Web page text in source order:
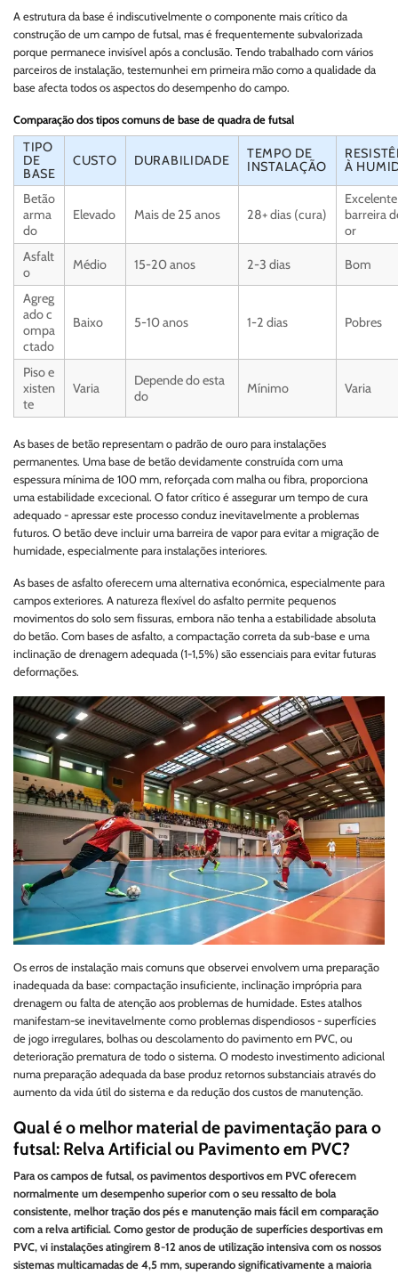
A estrutura da base é indiscutivelmente o componente mais crítico da
construção de um campo de futsal, mas é frequentemente subvalorizada
porque permanece invisível após a conclusão. Tendo trabalhado com vários
parceiros de instalação, testemunhei em primeira mão como a qualidade da
base afecta todos os aspectos do desempenho do campo.
Comparação dos tipos comuns de base de quadra de futsal
TIPO
DE
BASE
CUSTO DURABILIDADE
TEMPO DE
INSTALAÇÃO
À
Betão
arma
do
Elevado Mais de 25 anos 28+ dias (cura)
barreira
or
Asfalt
o
Médio 15-20 anos 2-3 dias Bom
Agreg
ado c
ompa
ctado
Baixo 5-10 anos 1-2 dias Pobres
Piso e
xisten
te
Varia
Depende do esta
do
Mínimo Varia
As bases de betão representam o padrão de ouro para instalações
permanentes. Uma base de betão devidamente construída com uma
espessura mínima de 100 mm, reforçada com malha ou fibra, proporciona
uma estabilidade excecional. O fator crítico é assegurar um tempo de cura
adequado - apressar este processo conduz inevitavelmente a problemas
futuros. O betão deve incluir uma barreira de vapor para evitar a migração de
humidade, especialmente para instalações interiores.
As bases de asfalto oferecem uma alternativa económica, especialmente para
campos exteriores. A natureza flexível do asfalto permite pequenos
movimentos do solo sem fissuras, embora não tenha a estabilidade absoluta
do betão. Com bases de asfalto, a compactação correta da sub-base e uma
inclinação de drenagem adequada (1-1,5%) são essenciais para evitar futuras
deformações.
Os erros de instalação mais comuns que observei envolvem uma preparação
inadequada da base: compactação insuficiente, inclinação imprópria para
drenagem ou falta de atenção aos problemas de humidade. Estes atalhos
manifestam-se inevitavelmente como problemas dispendiosos - superfícies
de jogo irregulares, bolhas ou descolamento do pavimento em PVC, ou
deterioração prematura de todo o sistema. O modesto investimento adicional
numa preparação adequada da base produz retornos substanciais através do
aumento da vida útil do sistema e da redução dos custos de manutenção.
Qual é o melhor material de pavimentação para o
futsal: Relva Artificial ou Pavimento em PVC?
Para os campos de futsal, os pavimentos desportivos em PVC oferecem
normalmente um desempenho superior com o seu ressalto de bola
consistente, melhor tração dos pés e manutenção mais fácil em comparação
com a relva artificial. Como gestor de produção de superfícies desportivas em
PVC, vi instalações atingirem 8-12 anos de utilização intensiva com os nossos
sistemas multicamadas de 4,5 mm, superando significativamente a maioria